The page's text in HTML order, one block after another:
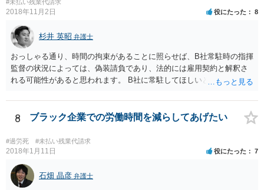
#未払い残業代請求
2018年11月2日 役にたった 8
杉井 英昭 弁護士
おっしゃる通り、時間の拘束があることに照らせば、B社常駐時の指揮
監督の状況によっては、偽装請負であり、法的には雇用契約と解釈さ
れる可能性があると思われます。 B社に常駐してほしいと先方が求め
ば、折衷的な提案として、「突発的な質問に対応できるように、基本
的には１０時〜１９時はできるだけB社にいるよう努力はします。た
だ、他の仕事もありますので、必ずその条件を守れるとは限りません
し、B社常駐時であっても本件以外の仕事もさせてもらうことになりま
す。」というものが考えられます。 その提案すら断られるようであれ
ば、ちょっと危険な会社だというシグナルと考えるべきでしょう。
8 ブラック企業での労働時間を減らしてあげたい
#過労死 #未払い残業代請求
2018年1月11日 役にたった 7
石畑 晶彦 弁護士